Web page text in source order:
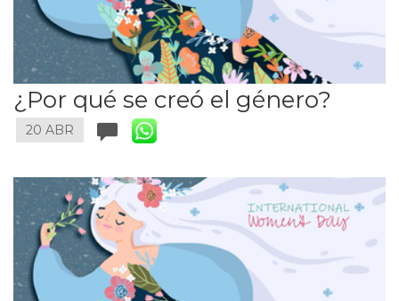
¿Por qué se creó el género?
20 ABR